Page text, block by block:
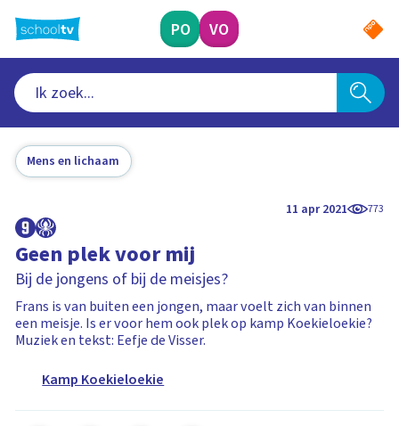
naar
hoofdinhoud
PO VO
Mens en lichaam
11 apr 2021 773
Geen plek voor mij
Bij de jongens of bij de meisjes?
Frans is van buiten een jongen, maar voelt zich van binnen
een meisje. Is er voor hem ook plek op kamp Koekieloekie?
Muziek en tekst: Eefje de Visser.
Kamp Koekieloekie